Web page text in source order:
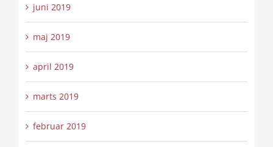
juni 2019
maj 2019
april 2019
marts 2019
februar 2019